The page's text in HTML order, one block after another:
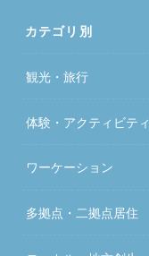
カテゴリ別
観光・旅行
体験・アクティビティ
ワーケーション
多拠点・二拠点居住